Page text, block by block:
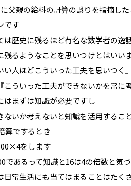
父親の給料の計算の誤りを指摘し
です
は歴史に残るほど有名な数学者の逸
残るようなことを思いつけとはいい
い人ほどこういった工夫を思いつく
こういった工夫ができないかを常に
はまずは知識が必要ですし
ないか考えないと知識を活用するこ
算でするとき
をします
であるって知識と16は4の倍数と気
日常生活にも当てはまることはたく